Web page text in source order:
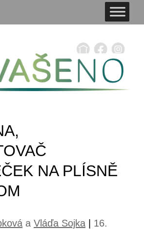
NA PLÍSNĚ
a Vláďa Sojka
16.